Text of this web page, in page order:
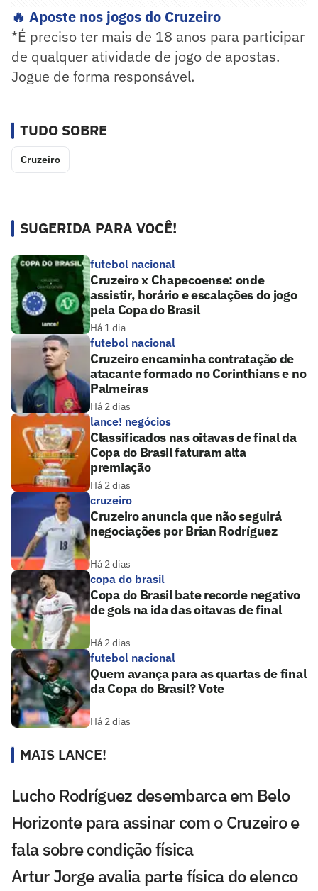
🔥 Aposte nos jogos do Cruzeiro
*É preciso ter mais de 18 anos para participar
de qualquer atividade de jogo de apostas.
Jogue de forma responsável.
TUDO SOBRE
Cruzeiro
SUGERIDA PARA VOCÊ!
futebol nacional
Cruzeiro x Chapecoense: onde
assistir, horário e escalações do jogo
pela Copa do Brasil
Há 1 dia
futebol nacional
Cruzeiro encaminha contratação de
atacante formado no Corinthians e no
Palmeiras
Há 2 dias
lance! negócios
Classificados nas oitavas de final da
Copa do Brasil faturam alta
premiação
Há 2 dias
cruzeiro
Cruzeiro anuncia que não seguirá
negociações por Brian Rodríguez
Há 2 dias
copa do brasil
Copa do Brasil bate recorde negativo
de gols na ida das oitavas de final
Há 2 dias
futebol nacional
Quem avança para as quartas de final
da Copa do Brasil? Vote
Há 2 dias
MAIS LANCE!
Lucho Rodríguez desembarca em Belo
Horizonte para assinar com o Cruzeiro e
fala sobre condição física
Artur Jorge avalia parte física do elenco